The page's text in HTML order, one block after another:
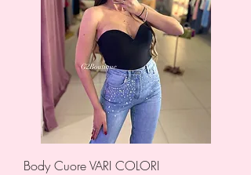
Body Cuore VARI COLORI